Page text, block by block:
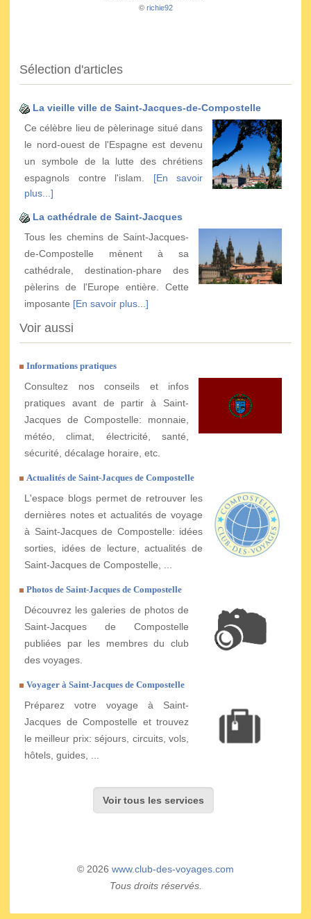
© richie92
Sélection d'articles
La vieille ville de Saint-Jacques-de-Compostelle
Ce célèbre lieu de pèlerinage situé dans
le nord-ouest de l'Espagne est devenu
un symbole de la lutte des chrétiens
espagnols contre l'islam. [En savoir
plus...]
La cathédrale de Saint-Jacques
Tous les chemins de Saint-Jacques-
de-Compostelle mènent à sa
cathédrale, destination-phare des
pèlerins de l'Europe entière. Cette
imposante [En savoir plus...]
Voir aussi
Informations pratiques
Consultez nos conseils et infos
pratiques avant de partir à Saint-
Jacques de Compostelle: monnaie,
météo, climat, électricité, santé,
sécurité, décalage horaire, etc.
Actualités de Saint-Jacques de Compostelle
L'espace blogs permet de retrouver les
dernières notes et actualités de voyage
à Saint-Jacques de Compostelle: idées
sorties, idées de lecture, actualités de
Saint-Jacques de Compostelle, ...
Photos de Saint-Jacques de Compostelle
Découvrez les galeries de photos de
Saint-Jacques de Compostelle
publiées par les membres du club
des voyages.
Voyager à Saint-Jacques de Compostelle
Préparez votre voyage à Saint-
Jacques de Compostelle et trouvez
le meilleur prix: séjours, circuits, vols,
hôtels, guides, ...
Voir tous les services
© 2026 www.club-des-voyages.com
Tous droits réservés.